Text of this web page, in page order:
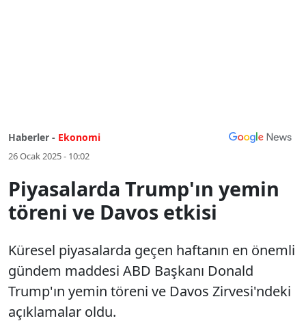
Haberler - Ekonomi
26 Ocak 2025 - 10:02
Piyasalarda Trump'ın yemin
töreni ve Davos etkisi
Küresel piyasalarda geçen haftanın en önemli
gündem maddesi ABD Başkanı Donald
Trump'ın yemin töreni ve Davos Zirvesi'ndeki
açıklamalar oldu.